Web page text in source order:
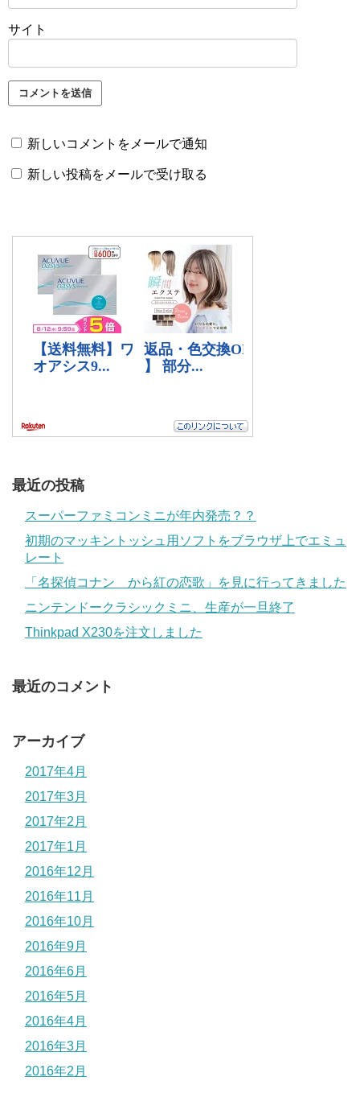
サイト
新しいコメントをメールで通知
新しい投稿をメールで受け取る
最近の投稿
スーパーファミコンミニが年内発売？？
初期のマッキントッシュ用ソフトをブラウザ上でエミュ
レート
「名探偵コナン から紅の恋歌」を見に行ってきました
ニンテンドークラシックミニ、生産が一旦終了
Thinkpad X230を注文しました
最近のコメント
アーカイブ
2017年4月
2017年3月
2017年2月
2017年1月
2016年12月
2016年11月
2016年10月
2016年9月
2016年6月
2016年5月
2016年4月
2016年3月
2016年2月